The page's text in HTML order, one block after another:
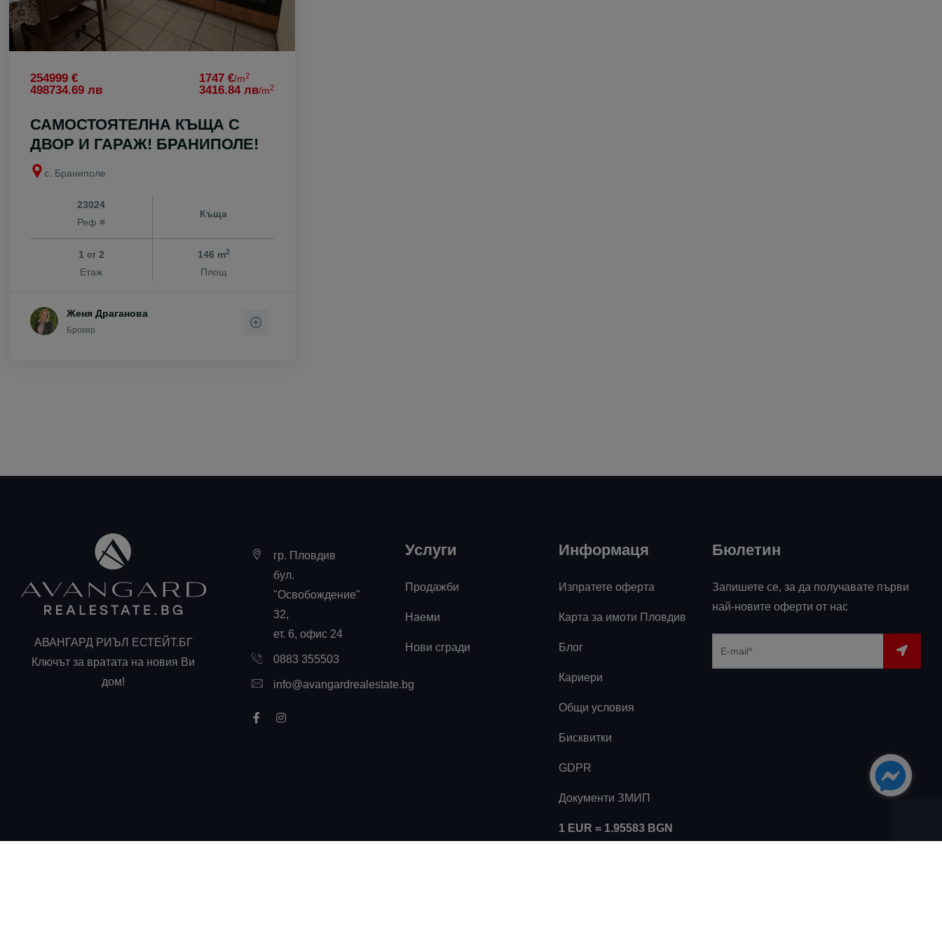
254999 €
498734.69 лв
1747 €/m2
3416.84 лв/m2
САМОСТОЯТЕЛНА КЪЩА С
ДВОР И ГАРАЖ! БРАНИПОЛЕ!
с. Браниполе
23024
Реф #
Къща
1 от2
Етаж
146 m2
Площ
Женя Драганова
Брокер
АВАНГАРД РИЪЛ ЕСТЕЙТ.БГ
Ключът за вратата на новия Ви
дом!
гр. Пловдив
бул.
"Освобождение"
32,
ет. 6, офис 24
0883 355503
info@avangardrealestate.bg
Услуги
Продажби
Наеми
Нови сгради
Информаця
Изпратете оферта
Карта за имоти Пловдив
Блог
Кариери
Общи условия
Бисквитки
GDPR
Документи ЗМИП
1 EUR = 1.95583 BGN
Бюлетин
Запишете се, за да получавате първи
най-новите оферти от нас